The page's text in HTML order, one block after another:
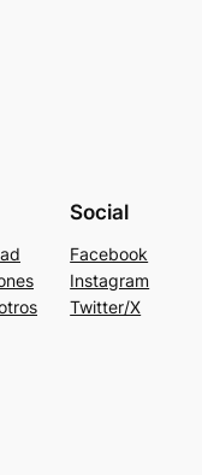
Social
Facebook
Instagram
Twitter/X